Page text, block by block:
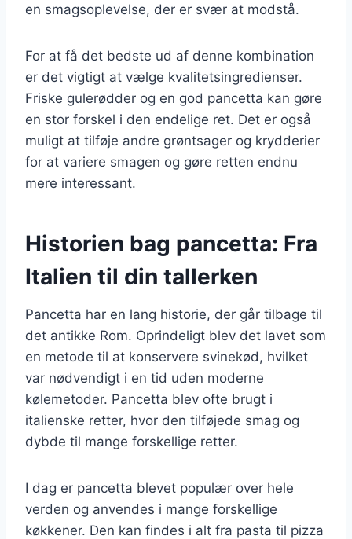
en smagsoplevelse, der er svær at modstå.
For at få det bedste ud af denne kombination
er det vigtigt at vælge kvalitetsingredienser.
Friske gulerødder og en god pancetta kan gøre
en stor forskel i den endelige ret. Det er også
muligt at tilføje andre grøntsager og krydderier
for at variere smagen og gøre retten endnu
mere interessant.
Historien bag pancetta: Fra
Italien til din tallerken
Pancetta har en lang historie, der går tilbage til
det antikke Rom. Oprindeligt blev det lavet som
en metode til at konservere svinekød, hvilket
var nødvendigt i en tid uden moderne
kølemetoder. Pancetta blev ofte brugt i
italienske retter, hvor den tilføjede smag og
dybde til mange forskellige retter.
I dag er pancetta blevet populær over hele
verden og anvendes i mange forskellige
køkkener. Den kan findes i alt fra pasta til pizza